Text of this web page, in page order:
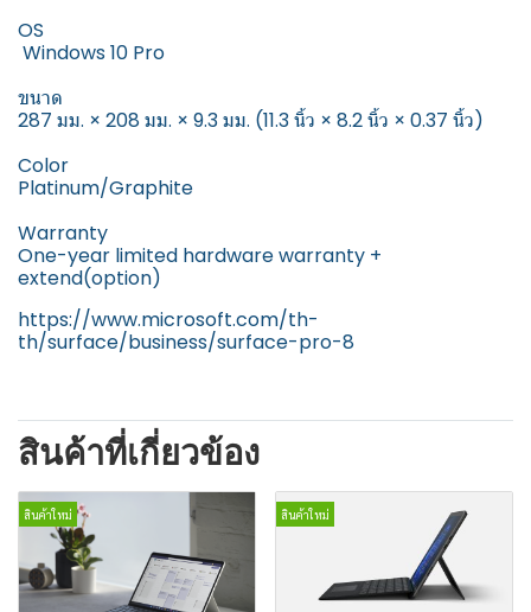
OS
Windows 10 Pro
ขนาด
287 มม. × 208 มม. × 9.3 มม. (11.3 นิ้ว × 8.2 นิ้ว × 0.37 นิ้ว)
Color
Platinum/Graphite
Warranty
One-year limited hardware warranty +
extend(option)
https://www.microsoft.com/th-
th/surface/business/surface-pro-8
สินค้าที่เกี่ยวข้อง
สินค้าใหม่ สินค้าใหม่